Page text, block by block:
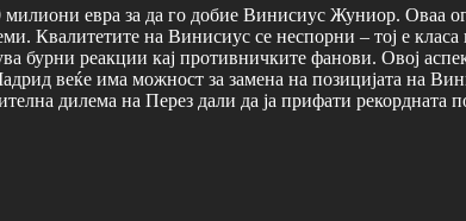
евра за да го добие Винисиус Жуниор. Оваа
Квалитетите на Винисиус се неспорни – тој е
бурни реакции кај противничките фанови. Овој
веќе има можност за замена на позицијата на
дилема на Перез дали да ја прифати рекордната